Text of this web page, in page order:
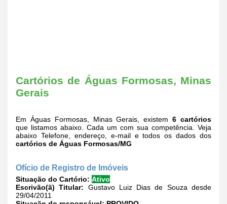
Cartórios de Águas Formosas, Minas
Gerais
Em Águas Formosas, Minas Gerais, existem6 cartórios
que listamos abaixo. Cada um com sua competência. Veja
abaixo Telefone, endereço, e-mail e todos os dados dos
cartórios de Águas Formosas/MG
Ofício de Registro de Imóveis
Situação do Cartório: Ativo
Escrivão(ã) Titular: Gustavo Luiz Dias de Souza desde
29/04/2011